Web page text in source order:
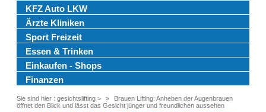
KFZ Auto LKW
Ärzte Kliniken
Sport Freizeit
Essen & Trinken
Einkaufen - Shops
Finanzen
Sie sind hier : gesichtslifting >
Brauen Lifting: Anheben der Augenbrauen
öffnet den Blick und lässt das Gesicht jünger und freundlichen aussehen